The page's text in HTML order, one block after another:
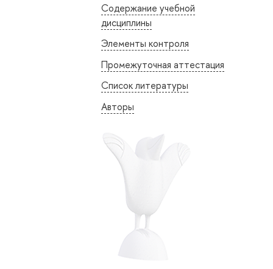
Содержание учебной
дисциплины
Элементы контроля
Промежуточная аттестация
Список литературы
Авторы